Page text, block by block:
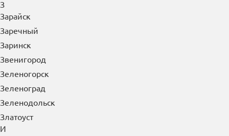
З
Зарайск
Заречный
Заринск
Звенигород
Зеленогорск
Зеленоград
Зеленодольск
Златоуст
И